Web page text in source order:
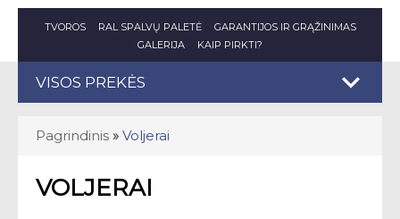
TVOROS RAL SPALVŲ PALETĖ
GARANTIJOS IR GRĄŽINIMAS
GALERIJA
KAIP PIRKTI?
VISOS PREKĖS
Pagrindinis » Voljerai
VOLJERAI